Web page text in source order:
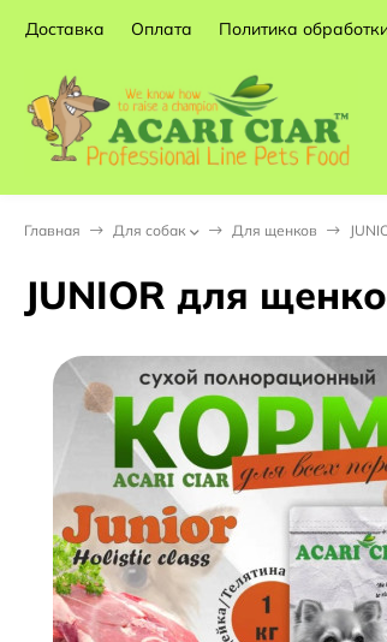
Доставка Оплата Политика
Главная Для собак Для щенков
JUNIOR для